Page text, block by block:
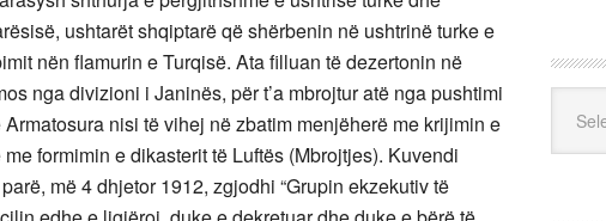
ushtarët shqiptarë që shërbenin në ushtrinë turke e
nën flamurin e Turqisë. Ata filluan të dezertonin në
nga divizioni i Janinës, për t’a mbrojtur atë nga pushtimi
nisi të vihej në zbatim menjëherë me krijimin e
formimin e dikasterit të Luftës (Mbrojtjes). Kuvendi
më 4 dhjetor 1912, zgjodhi “Grupin ekzekutiv të